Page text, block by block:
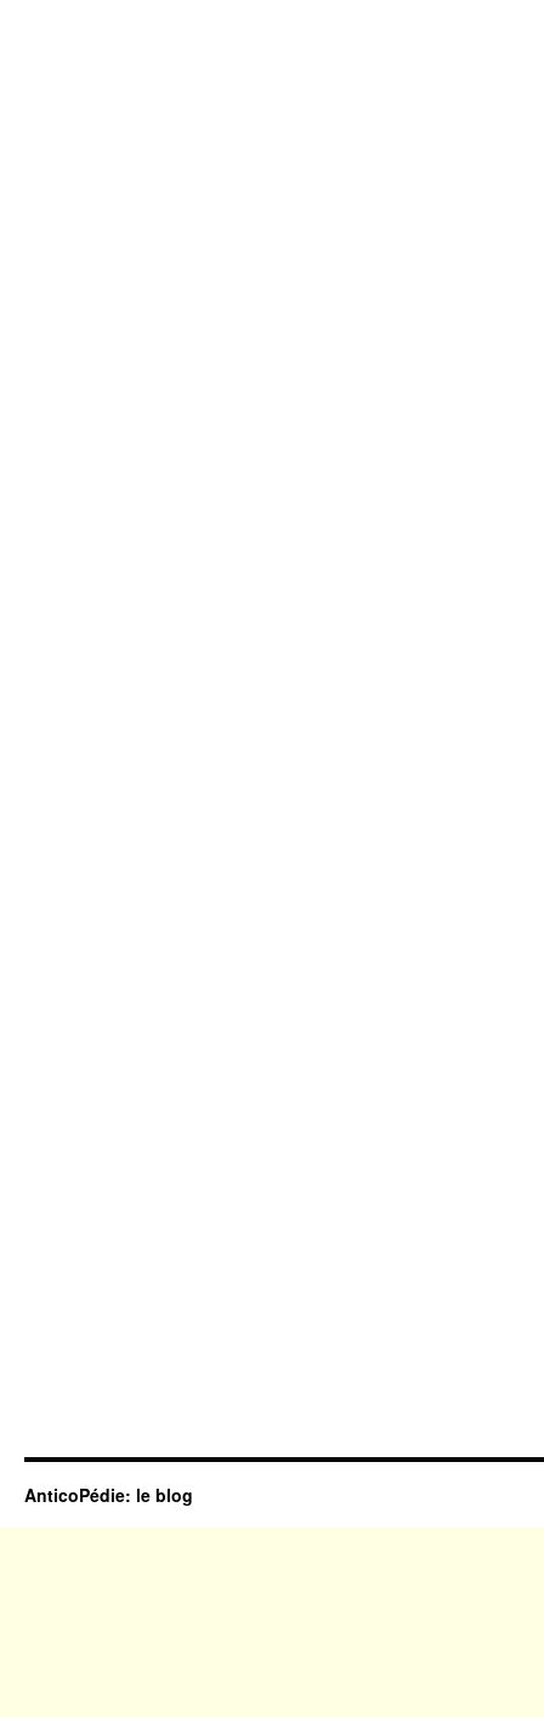
AnticoPédie: le blog